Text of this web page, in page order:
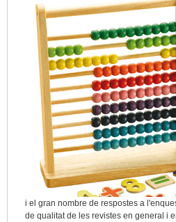
i el gran nombre de respostes a
de qualitat de les revistes en general i